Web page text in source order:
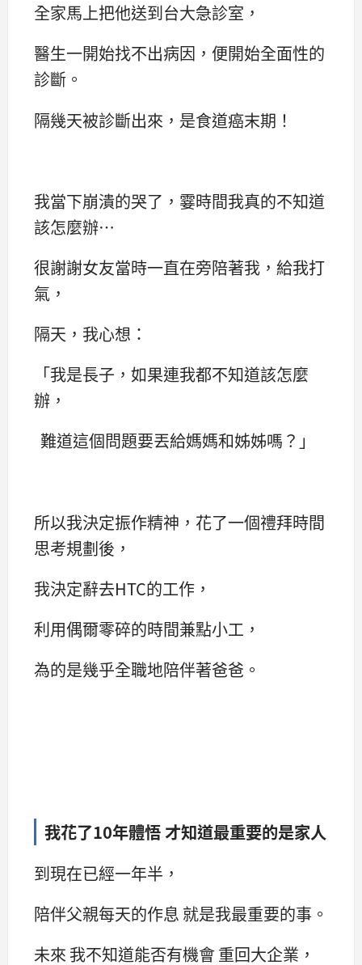
全家馬上把他送到台大急診室，
醫生一開始找不出病因，便開始全面性的
診斷。
隔幾天被診斷出來，是食道癌末期！
我當下崩潰的哭了，霎時間我真的不知道
該怎麼辦…
很謝謝女友當時一直在旁陪著我，給我打
氣，
隔天，我心想：
「我是長子，如果連我都不知道該怎麼
辦，
難道這個問題要丟給媽媽和姊姊嗎？」
所以我決定振作精神，花了一個禮拜時間
思考規劃後，
我決定辭去HTC的工作，
利用偶爾零碎的時間兼點小工，
為的是幾乎全職地陪伴著爸爸。
我花了10年體悟 才知道最重要的是家人
到現在已經一年半，
陪伴父親每天的作息 就是我最重要的事。
未來 我不知道能否有機會 重回大企業，